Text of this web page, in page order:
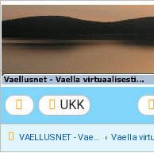
VAELLUSNET -
Vaellusturinat II
UKK
VAELLUSNET - Vaellusturinat II